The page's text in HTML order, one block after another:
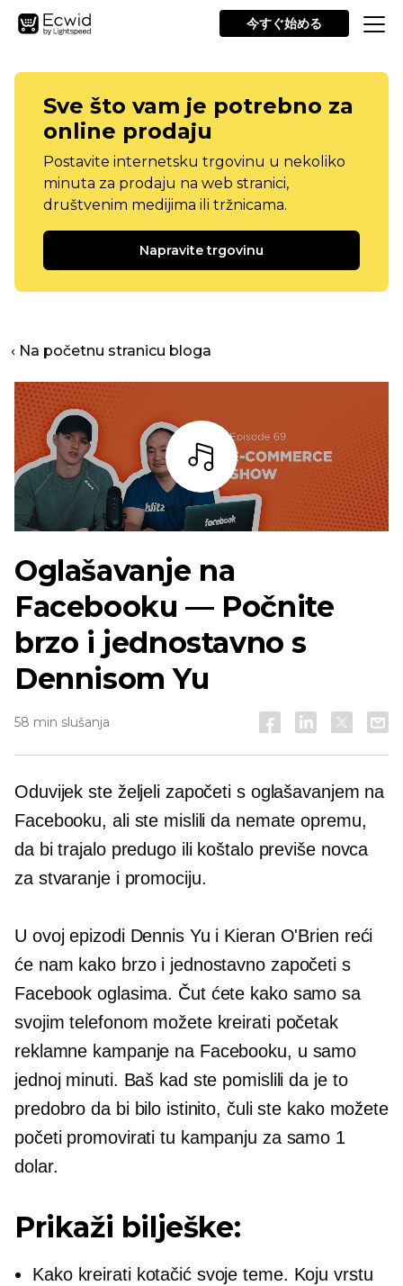
今すぐ始める
Sve što vam je potrebno za
online prodaju
Postavite internetsku trgovinu u nekoliko
minuta za prodaju na web stranici,
društvenim medijima ili tržnicama.
Napravite trgovinu
‹ Na početnu stranicu bloga
Slušaj
Oglašavanje na
Facebooku — Počnite
brzo i jednostavno s
Dennisom Yu
58 min slušanja
Oduvijek ste željeli započeti s oglašavanjem na
Facebooku, ali ste mislili da nemate opremu,
da bi trajalo predugo ili koštalo previše novca
za stvaranje i promociju.
U ovoj epizodi Dennis Yu i Kieran O'Brien reći
će nam kako brzo i jednostavno započeti s
Facebook oglasima. Čut ćete kako samo sa
svojim telefonom možete kreirati početak
reklamne kampanje na Facebooku, u samo
jednoj minuti. Baš kad ste pomislili da je to
predobro da bi bilo istinito, čuli ste kako možete
početi promovirati tu kampanju za samo 1
dolar.
Prikaži bilješke:
Kako kreirati kotačić svoje teme. Koju vrstu